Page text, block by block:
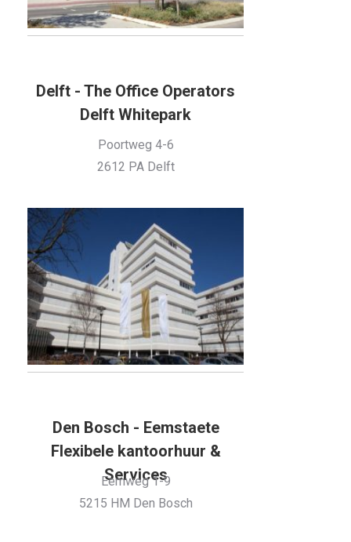
Delft - The Office Operators
Delft Whitepark
Poortweg 4-6
2612 PA Delft
Den Bosch - Eemstaete
Flexibele kantoorhuur &
Services
Eemweg 1-9
5215 HM Den Bosch